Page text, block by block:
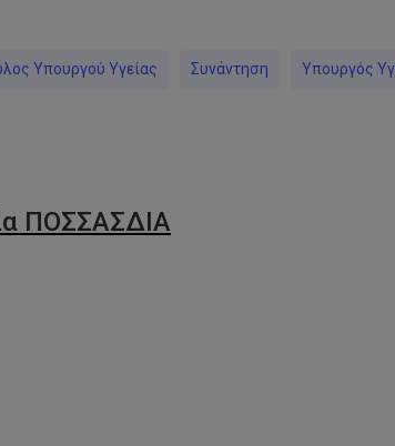
Υπουργού Υγείας Συνάντηση Υπουργός
ΠΟΣΣΑΣΔΙΑ